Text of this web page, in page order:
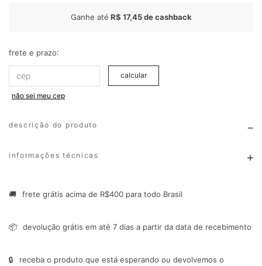
Ganhe até R$ 17,45de cashback
frete e prazo:
calcular
não sei meu cep
descrição do produto
informações técnicas
🚚 frete grátis acima de R$400 para todo Brasil
📦 devolução grátis em até 7 dias a partir da data de recebimento
🔒
receba o produto que está esperando ou devolvemos o